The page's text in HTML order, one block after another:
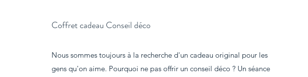
Coffret cadeau Conseil déco
Nous sommes toujours à la recherche d'un cadeau original pour les
gens qu'on aime. Pourquoi ne pas offrir un conseil déco ? Un séance